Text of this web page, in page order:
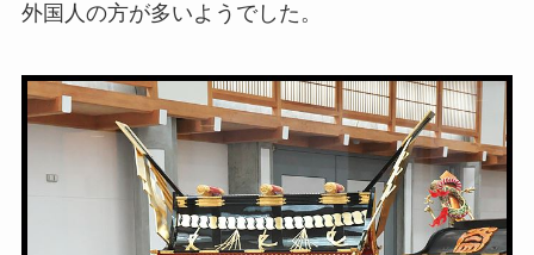
外国人の方が多いようでした。